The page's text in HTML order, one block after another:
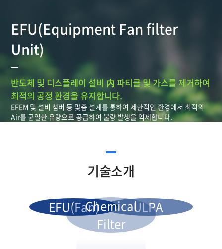
EFU(Equipment Fan filter
Unit)
반도체 및 디스플레이 설비 內 파티클 및 가스를 제거하여
최적의 공정 환경을 유지합니다.
EFEM 및 설비 챔버 등 맞춤 설계를 통하여 제한적인 환경에서 최적의
Air를 균일한 유량으로 공급하여 불량 발생을 억제합니다.
기술소개
EFU(Fan) ULPA
Chemical
Filter